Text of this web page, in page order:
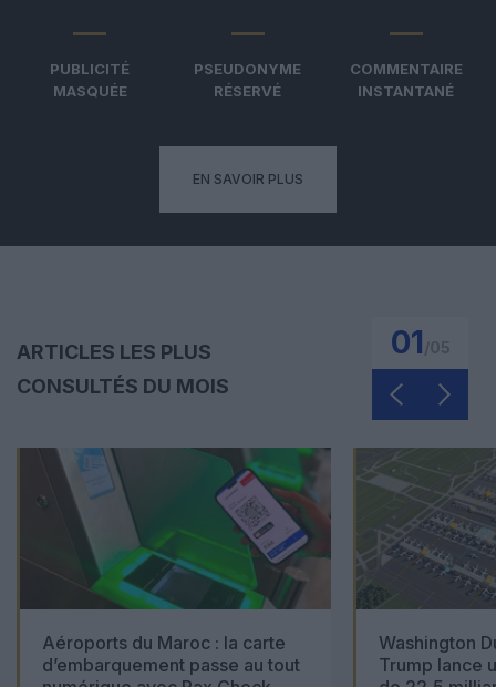
PUBLICITÉ
MASQUÉE
PSEUDONYME
RÉSERVÉ
COMMENTAIRE
INSTANTANÉ
EN SAVOIR PLUS
ARTICLES LES PLUS
CONSULTÉS DU MOIS
01
Aéroports du Maroc : la carte
d’embarquement passe au tout
Washington
Trump lance